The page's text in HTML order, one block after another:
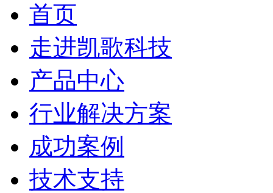
首页
走进凯歌科技
产品中心
行业解决方案
成功案例
技术支持